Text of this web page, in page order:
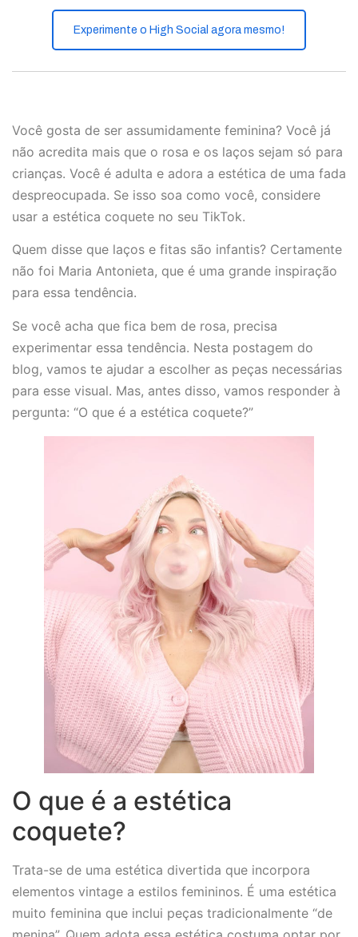
Experimente o High Social agora mesmo!
Você gosta de ser assumidamente feminina? Você já
não acredita mais que o rosa e os laços sejam só para
crianças. Você é adulta e adora a estética de uma fada
despreocupada. Se isso soa como você, considere
usar a estética coquete no seu TikTok.
Quem disse que laços e fitas são infantis? Certamente
não foi Maria Antonieta, que é uma grande inspiração
para essa tendência.
Se você acha que fica bem de rosa, precisa
experimentar essa tendência. Nesta postagem do
blog, vamos te ajudar a escolher as peças necessárias
para esse visual. Mas, antes disso, vamos responder à
pergunta: “O que é a estética coquete?”
O que é a estética
coquete?
Trata-se de uma estética divertida que incorpora
elementos vintage a estilos femininos. É uma estética
muito feminina que inclui peças tradicionalmente “de